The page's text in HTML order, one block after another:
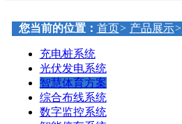
光伏发电系统
智慧体育方案
大屏显示系统
音响扩声系统
您当前的位置： 首页> 产品展示>
充电桩系统
光伏发电系统
智慧体育方案
综合布线系统
数字监控系统